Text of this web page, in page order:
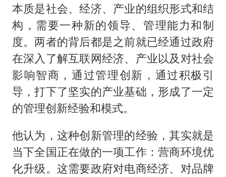
本质是社会、经济、产业的组织形式和结
构，需要一种新的领导、管理能力和制
度。两者的背后都是之前就已经通过政府
在深入了解互联网经济、产业以及对社会
影响智商，通过管理创新，通过积极引
导，打下了坚实的产业基础，形成了一定
的管理创新经验和模式。
他认为，这种创新管理的经验，其实就是
当下全国正在做的一项工作：营商环境优
化升级。这需要政府对电商经济、对品牌